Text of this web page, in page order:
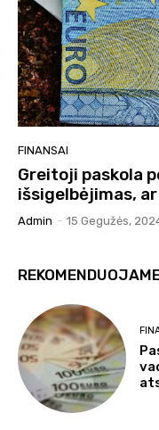
FINANSAI
Greitoji paskola
išsigelbėjimas,
Admin - 15 Gegužės,